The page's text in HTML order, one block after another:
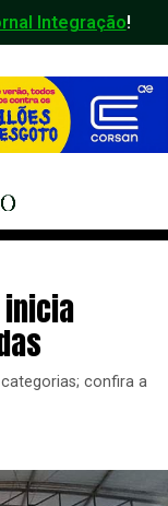
Integração!
confira a